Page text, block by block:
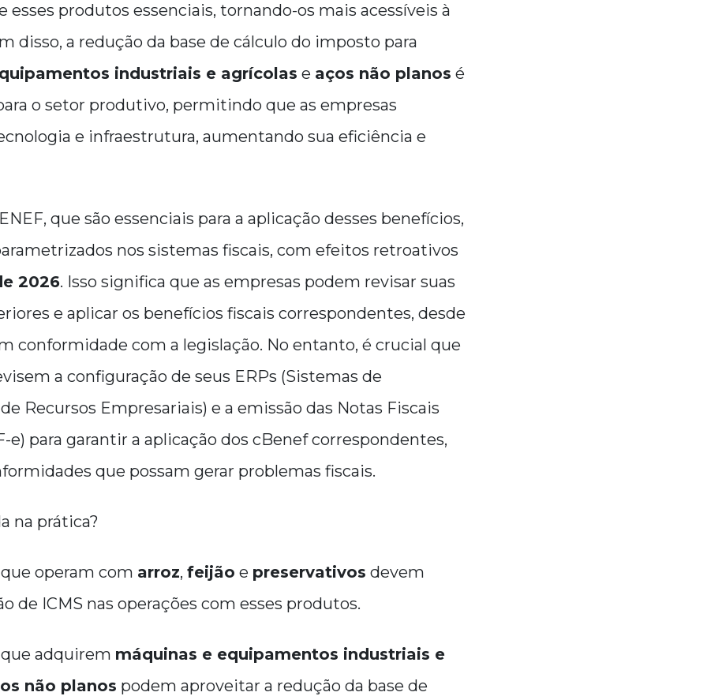
esses produtos essenciais, tornando-os mais acessíveis à
disso, a redução da base de cálculo do imposto para
industriais e agrícolas e aços não planos é
o setor produtivo, permitindo que as empresas
e infraestrutura, aumentando sua eficiência e
que são essenciais para a aplicação desses benefícios,
nos sistemas fiscais, com efeitos retroativos
2026. Isso significa que as empresas podem revisar suas
e aplicar os benefícios fiscais correspondentes, desde
conformidade com a legislação. No entanto, é crucial que
a configuração de seus ERPs (Sistemas de
Recursos Empresariais) e a emissão das Notas Fiscais
e) para garantir a aplicação dos cBenef correspondentes,
que possam gerar problemas fiscais.
na prática?
operam com arroz, feijão e preservativos devem
de ICMS nas operações com esses produtos.
adquirem máquinas e equipamentos industriais e
não planos podem aproveitar a redução da base de